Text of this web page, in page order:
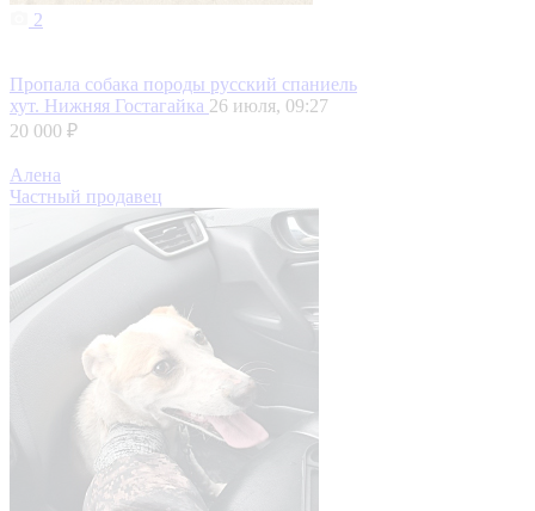
2
Пропала собака породы русский спаниель
хут. Нижняя Гостагайка 26 июля, 09:27
20 000 ₽
Алена
Частный продавец